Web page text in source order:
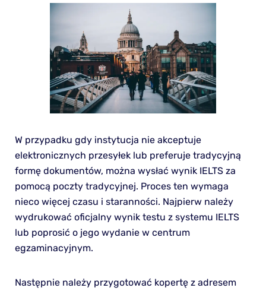
W przypadku gdy instytucja nie akceptuje
elektronicznych przesyłek lub preferuje tradycyjną
formę dokumentów, można wysłać wynik IELTS za
pomocą poczty tradycyjnej. Proces ten wymaga
nieco więcej czasu i staranności. Najpierw należy
wydrukować oficjalny wynik testu z systemu IELTS
lub poprosić o jego wydanie w centrum
egzaminacyjnym.
Następnie należy przygotować kopertę z adresem